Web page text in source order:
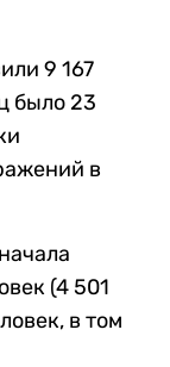
9 167
было 23
в
(4 501
в том